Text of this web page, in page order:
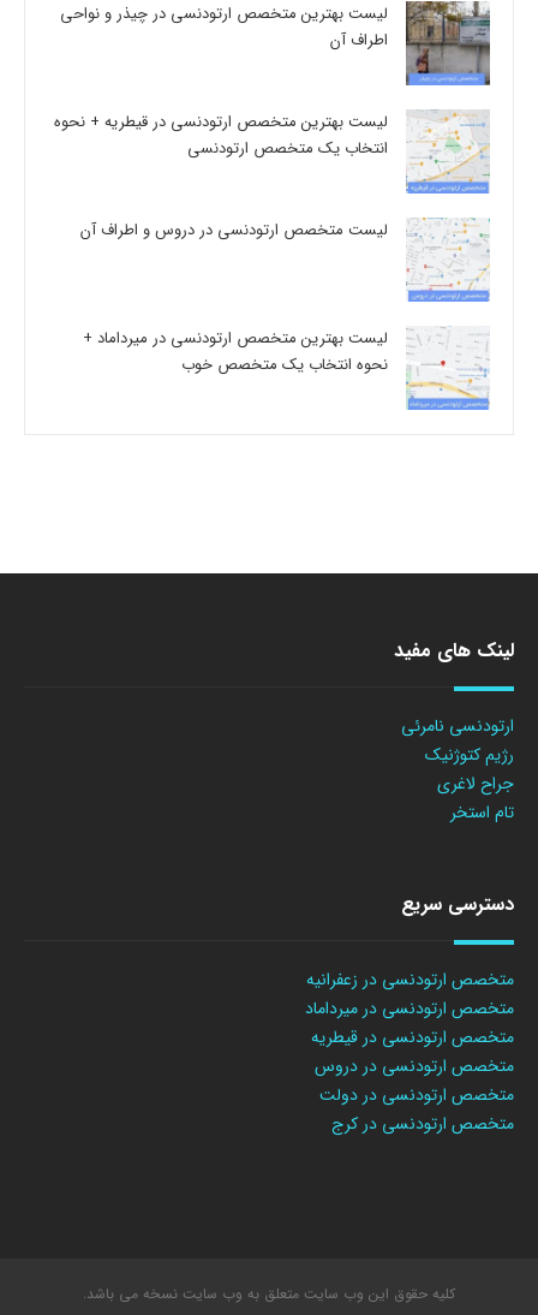
لیست بهترین متخصص ارتودنسی در چیذر و نواحی
اطراف آن
لیست بهترین متخصص ارتودنسی در قیطریه + نحوه
انتخاب یک متخصص ارتودنسی
لیست متخصص ارتودنسی در دروس و اطراف آن
لیست بهترین متخصص ارتودنسی در میرداماد +
نحوه انتخاب یک متخصص خوب
لینک های مفید
ارتودنسی نامرئی
رژیم کتوژنیک
جراح لاغری
تام استخر
دسترسی سریع
متخصص ارتودنسی در زعفرانیه
متخصص ارتودنسی در میرداماد
متخصص ارتودنسی در قیطریه
متخصص ارتودنسی در دروس
متخصص ارتودنسی در دولت
متخصص ارتودنسی در کرج
کلیه حقوق این وب سایت متعلق به وب سایت نسخه می باشد.